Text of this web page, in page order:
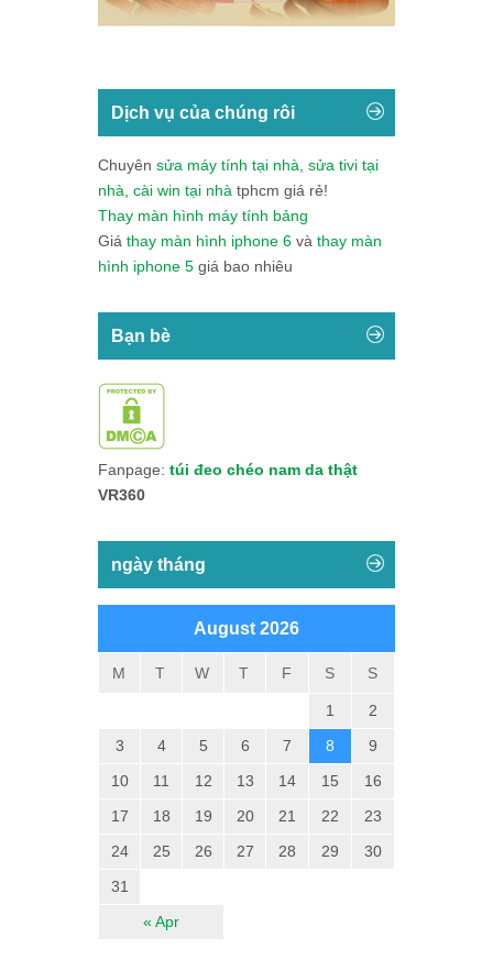
Dịch vụ của chúng rôi
Chuyên sửa máy tính tại nhà sửa tivi tại
nhà cài win tại nhà tphcm giá rẻ!
Thay màn hình máy tính bảng
Giá thay màn hình iphone 6 và thay màn
hình iphone 5 giá bao nhiêu
Bạn bè
Fanpage: túi đeo chéo nam da thật
VR360
ngày tháng
August 2026
M T W T F S S
« Apr
1
2
3
4 5 6 7 8
9
10
11 12 13 14 15
16
17
18 19 20 21 22
23
24
25 26 27 28 29
30
31